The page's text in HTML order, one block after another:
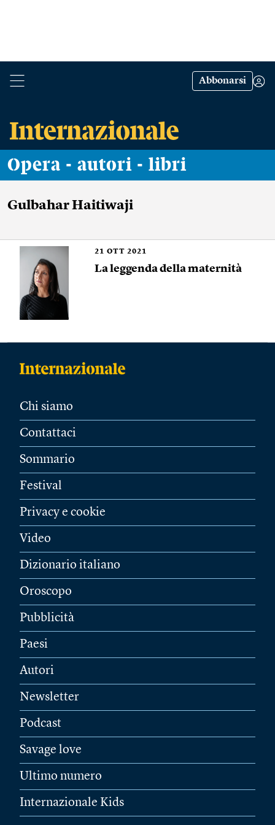
Abbonarsi
Opera - autori - libri
Gulbahar Haitiwaji
21 OTT 2021
La leggenda della maternità
Chi siamo
Contattaci
Sommario
Festival
Privacy e cookie
Video
Dizionario italiano
Oroscopo
Pubblicità
Paesi
Autori
Newsletter
Podcast
Savage love
Ultimo numero
Internazionale Kids